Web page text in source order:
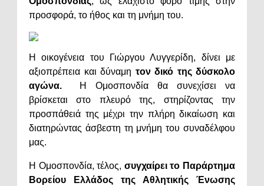
προσφορά, το ήθος και τη μνήμη του.
Η οικογένεια του Γιώργου Λυγγερίδη, δίνει με
αξιοπρέπεια και δύναμη τον δικό της δύσκολο
αγώνα. Η Ομοσπονδία θα συνεχίσει να
βρίσκεται στο πλευρό της, στηρίζοντας την
προσπάθειά της μέχρι την πλήρη δικαίωση και
διατηρώντας άσβεστη τη μνήμη του συναδέλφου
μας.
Η Ομοσπονδία, τέλος, συγχαίρει το Παράρτημα
Βορείου Ελλάδος της Αθλητικής Ένωσης